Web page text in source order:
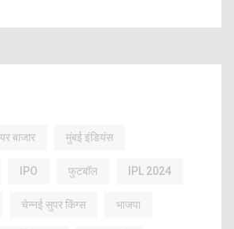
बाजार मुंबई इंडियंस
IPO फुटबॉल IPL 2024
चेन्नई सुपर किंग्स भाजपा